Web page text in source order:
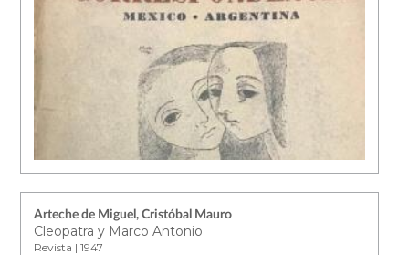
Arteche de Miguel, Cristóbal Mauro
Cleopatra y Marco Antonio
Revista | 1947